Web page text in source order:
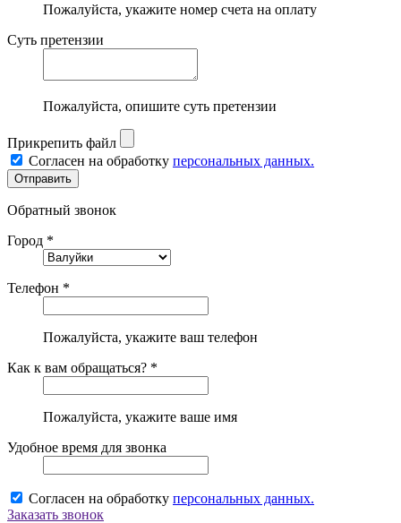
Пожалуйста, укажите номер счета на оплату
Суть претензии
Пожалуйста, опишите суть претензии
Прикрепить файл
Согласен на обработку персональных данных.
Обратный звонок
Город *
Телефон *
Пожалуйста, укажите ваш телефон
Как к вам обращаться? *
Пожалуйста, укажите ваше имя
Удобное время для звонка
Согласен на обработку персональных данных.
Заказать звонок